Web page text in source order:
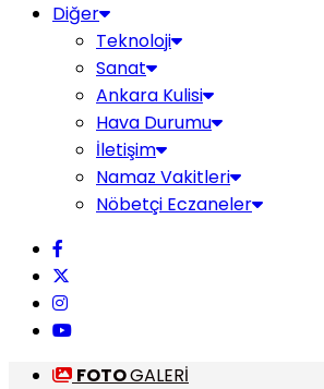
Diğer
Teknoloji
Sanat
Ankara Kulisi
Hava Durumu
İletişim
Namaz Vakitleri
Nöbetçi Eczaneler
FOTOGALERİ